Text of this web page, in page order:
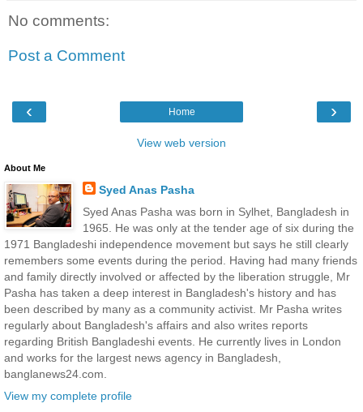
No comments:
Post a Comment
‹ ›
Home
View web version
About Me
Syed Anas Pasha
Syed Anas Pasha was born in Sylhet, Bangladesh in
1965. He was only at the tender age of six during the
1971 Bangladeshi independence movement but says he still clearly
remembers some events during the period. Having had many friends
and family directly involved or affected by the liberation struggle, Mr
Pasha has taken a deep interest in Bangladesh's history and has
been described by many as a community activist. Mr Pasha writes
regularly about Bangladesh's affairs and also writes reports
regarding British Bangladeshi events. He currently lives in London
and works for the largest news agency in Bangladesh,
banglanews24.com.
View my complete profile